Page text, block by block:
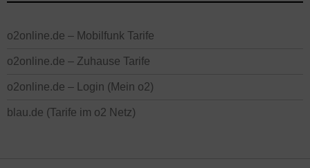
o2online.de – Mobilfunk Tarife
o2online.de – Zuhause Tarife
o2online.de – Login (Mein o2)
blau.de (Tarife im o2 Netz)